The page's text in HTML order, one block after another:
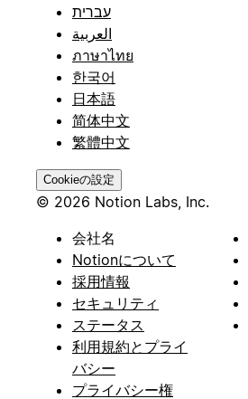
עברית
العربية
ภาษาไทย
한국어
日本語
简体中文
繁體中文
Cookieの設定
© 2026 Notion Labs, Inc.
会社名
Notionについて
採用情報
セキュリティ
ステータス
利用規約とプライ
バシー
プライバシー権